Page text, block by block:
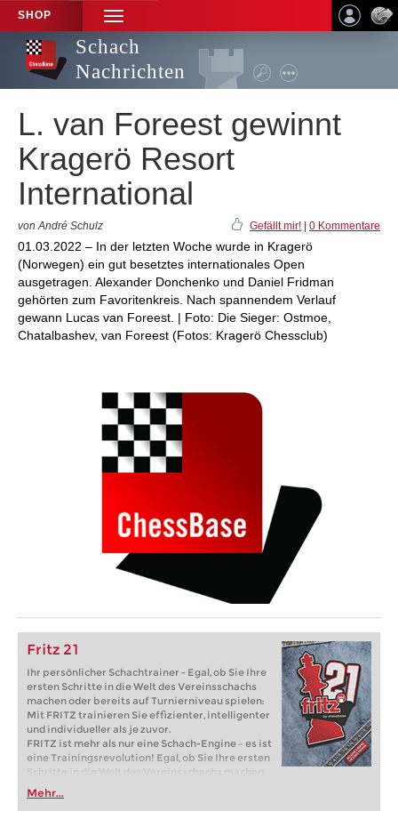
SHOP
TOGGLE
NAVIGATION
Schach
Nachrichten
L. van Foreest gewinnt
Kragerö Resort
International
von André Schulz Gefällt mir! 0 Kommentare
01.03.2022 – In der letzten Woche wurde in Kragerö
(Norwegen) ein gut besetztes internationales Open
ausgetragen. Alexander Donchenko und Daniel Fridman
gehörten zum Favoritenkreis. Nach spannendem Verlauf
gewann Lucas van Foreest. | Foto: Die Sieger: Ostmoe,
Chatalbashev, van Foreest (Fotos: Kragerö Chessclub)
Fritz 21
Ihr persönlicher Schachtrainer - Egal, ob Sie Ihre
ersten Schritte in die Welt des Vereinsschachs
machen oder bereits auf Turnierniveau spielen:
Mit FRITZ trainieren Sie effizienter, intelligenter
und individueller als je zuvor.
FRITZ ist mehr als nur eine Schach-Engine – es ist
eine Trainingsrevolution! Egal, ob Sie Ihre ersten
Schritte in die Welt des Vereinsschachs machen
oder bereits auf Turnierniveau spielen: Mit
FRITZ trainieren Sie effizienter, intelligenter und
individueller als je zuvor.
Mehr...